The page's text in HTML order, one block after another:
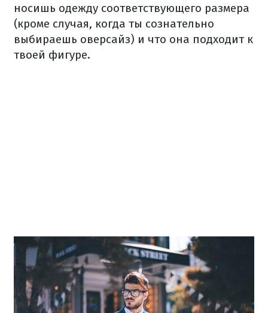
носишь одежду соответствующего размера
(кроме случая, когда ты сознательно
выбираешь оверсайз) и что она подходит к
твоей фигуре.